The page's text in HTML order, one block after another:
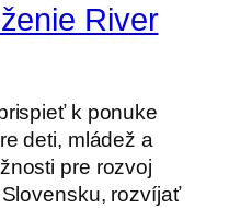
River
k ponuke
deti, mládež a
pre rozvoj
rozvíjať